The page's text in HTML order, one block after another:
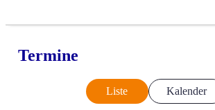
Termine
Liste Kalender